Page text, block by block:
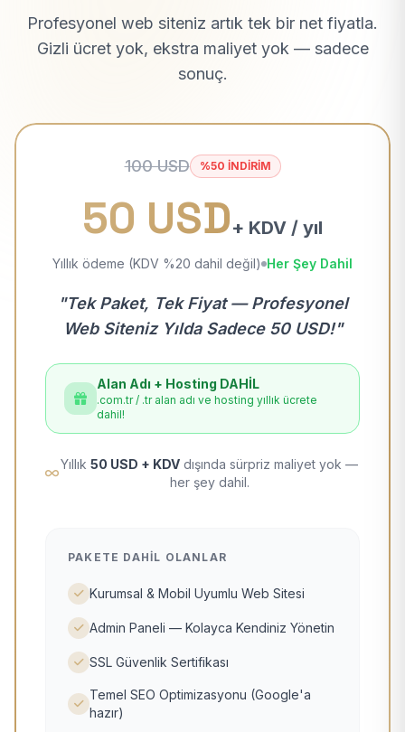
Profesyonel web siteniz artık tek bir net fiyatla.
Gizli ücret yok, ekstra maliyet yok — sadece
sonuç.
100 USD %50 İNDİRİM
50 USD+ KDV / yıl
Yıllık ödeme (KDV %20 dahil değil) Her Şey Dahil
"Tek Paket, Tek Fiyat — Profesyonel
Web Siteniz Yılda Sadece 50 USD!"
Alan Adı + Hosting DAHİL
.com.tr / .tr alan adı ve hosting yıllık ücrete
dahil!
Yıllık 50 USD + KDV dışında sürpriz maliyet yok —
her şey dahil.
PAKETE DAHIL OLANLAR
Kurumsal & Mobil Uyumlu Web Sitesi
Admin Paneli — Kolayca Kendiniz Yönetin
SSL Güvenlik Sertifikası
Temel SEO Optimizasyonu (Google'a
hazır)